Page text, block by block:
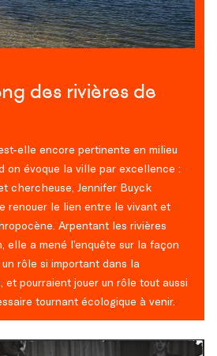
des rivières de
elle encore pertinente en milieu
on évoque la ville par excellence :
chercheuse, Jennifer Buyck
renouer le lien entre le vivant et
Arpentant les rivières
elle a mené l’enquête sur la façon
rôle si important dans la
pourraient jouer un rôle tout aussi
tournant écologique à venir.